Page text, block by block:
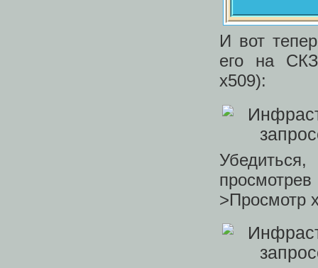
И вот
его на
x509):
>Просмотр